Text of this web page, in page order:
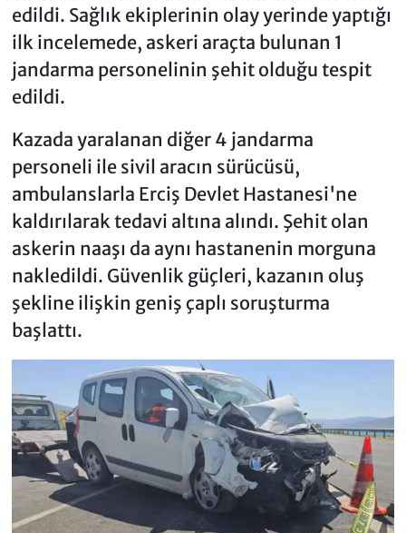
edildi. Sağlık ekiplerinin olay yerinde yaptığı
ilk incelemede, askeri araçta bulunan 1
jandarma personelinin şehit olduğu tespit
edildi.
Kazada yaralanan diğer 4 jandarma
personeli ile sivil aracın sürücüsü,
ambulanslarla Erciş Devlet Hastanesi'ne
kaldırılarak tedavi altına alındı. Şehit olan
askerin naaşı da aynı hastanenin morguna
nakledildi. Güvenlik güçleri, kazanın oluş
şekline ilişkin geniş çaplı soruşturma
başlattı.